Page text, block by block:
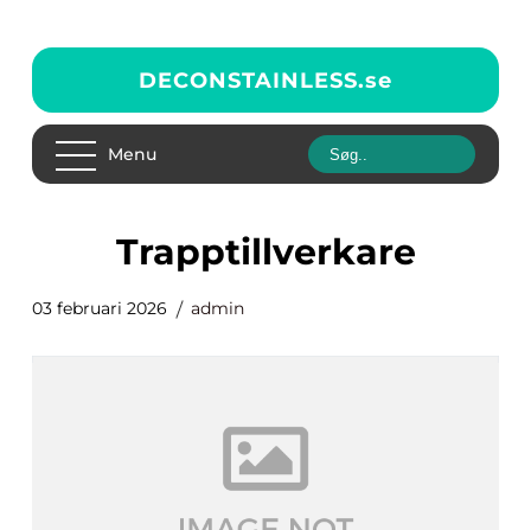
DECONSTAINLESS.se
Menu
trapptillverkare
03 februari 2026 admin